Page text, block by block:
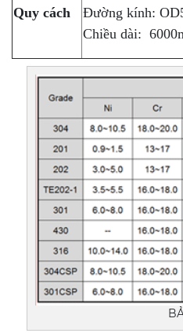
Quy cách
Đường kính:
Chiều dài: